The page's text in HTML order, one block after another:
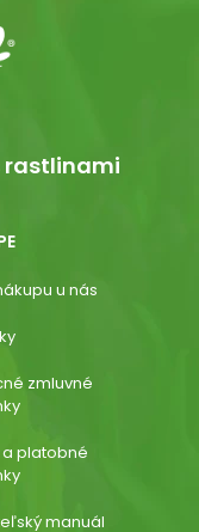
rastlinami
u nás
zmluvné
platobné
manuál